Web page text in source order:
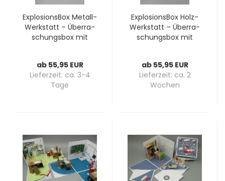
Ex­plo­si­ons­Box Metall-​​
Werk­statt – Über­ra­
schungs­box mit
ab 55,95 EUR
Lieferzeit: ca. 3-4
Tage
Ex­plo­si­ons­Box Holz-​
Werk­statt – Über­ra­
schungs­box mit
ab 55,95 EUR
Lieferzeit: ca. 2
Wochen